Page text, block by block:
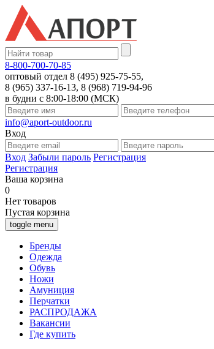
8-800-700-70-85
оптовый отдел 8 (495) 925-75-55,
8 (965) 337-16-13, 8 (968) 719-94-96
в будни с 8:00-18:00 (МСК)
info@aport-outdoor.ru
Вход
Вход Забыли пароль Регистрация
Регистрация
Ваша корзина
0
Нет товаров
Пустая корзина
toggle menu
Бренды
Одежда
Обувь
Ножи
Амуниция
Перчатки
РАСПРОДАЖА
Вакансии
Где купить